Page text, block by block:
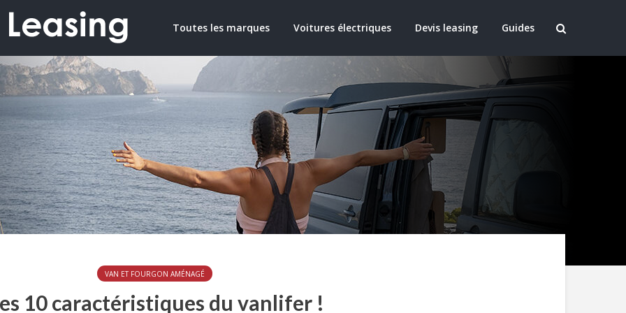
Toutes les marques Voitures électriques Devis leasing Guides
VAN ET FOURGON AMÉNAGÉ
10 caractéristiques du vanlifer !